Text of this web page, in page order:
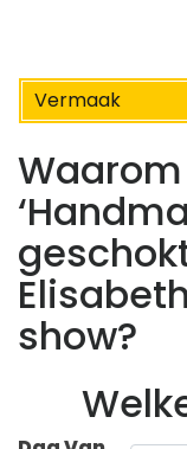
Vermaak
show?